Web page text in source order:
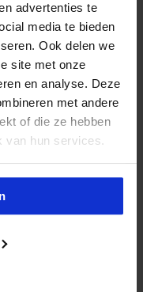
advertenties te
media te bieden
Ook delen we
site met onze
en analyse. Deze
met andere
of die ze hebben
van hun services.